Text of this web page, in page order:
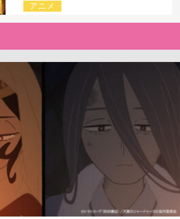
アニメ